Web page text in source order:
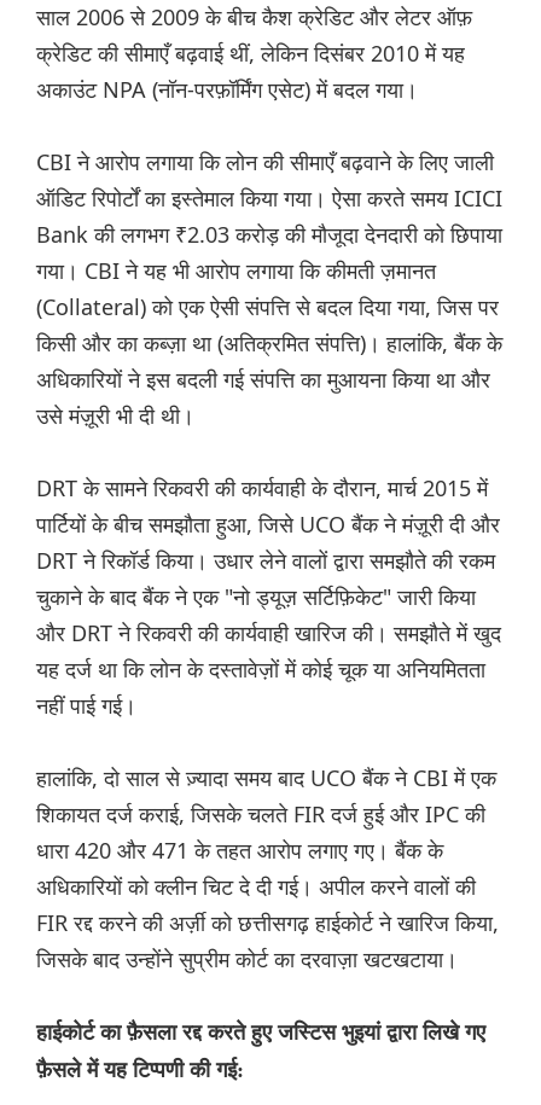
साल 2006 से 2009 के बीच कैश क्रेडिट और लेटर ऑफ़
क्रेडिट की सीमाएँ बढ़वाई थीं, लेकिन दिसंबर 2010 में यह
अकाउंट NPA (नॉन-परफ़ॉर्मिंग एसेट) में बदल गया।
CBI ने आरोप लगाया कि लोन की सीमाएँ बढ़वाने के लिए जाली
ऑडिट रिपोर्टों का इस्तेमाल किया गया। ऐसा करते समय ICICI
Bank की लगभग ₹2.03 करोड़ की मौजूदा देनदारी को छिपाया
गया। CBI ने यह भी आरोप लगाया कि कीमती ज़मानत
(Collateral) को एक ऐसी संपत्ति से बदल दिया गया, जिस पर
किसी और का कब्ज़ा था (अतिक्रमित संपत्ति)। हालांकि, बैंक के
अधिकारियों ने इस बदली गई संपत्ति का मुआयना किया था और
उसे मंज़ूरी भी दी थी।
DRT के सामने रिकवरी की कार्यवाही के दौरान, मार्च 2015 में
पार्टियों के बीच समझौता हुआ, जिसे UCO बैंक ने मंज़ूरी दी और
DRT ने रिकॉर्ड किया। उधार लेने वालों द्वारा समझौते की रकम
चुकाने के बाद बैंक ने एक "नो ड्यूज़ सर्टिफ़िकेट" जारी किया
और DRT ने रिकवरी की कार्यवाही खारिज की। समझौते में खुद
यह दर्ज था कि लोन के दस्तावेज़ों में कोई चूक या अनियमितता
नहीं पाई गई।
हालांकि, दो साल से ज़्यादा समय बाद UCO बैंक ने CBI में एक
शिकायत दर्ज कराई, जिसके चलते FIR दर्ज हुई और IPC की
धारा 420 और 471 के तहत आरोप लगाए गए। बैंक के
अधिकारियों को क्लीन चिट दे दी गई। अपील करने वालों की
FIR रद्द करने की अर्ज़ी को छत्तीसगढ़ हाईकोर्ट ने खारिज किया,
जिसके बाद उन्होंने सुप्रीम कोर्ट का दरवाज़ा खटखटाया।
हाईकोर्ट का फ़ैसला रद्द करते हुए जस्टिस भुइयां द्वारा लिखे गए
फ़ैसले में यह टिप्पणी की गई: